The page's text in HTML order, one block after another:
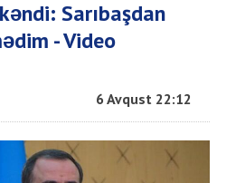
Sarıbaşdan
- Video
6 Avqust 22:12